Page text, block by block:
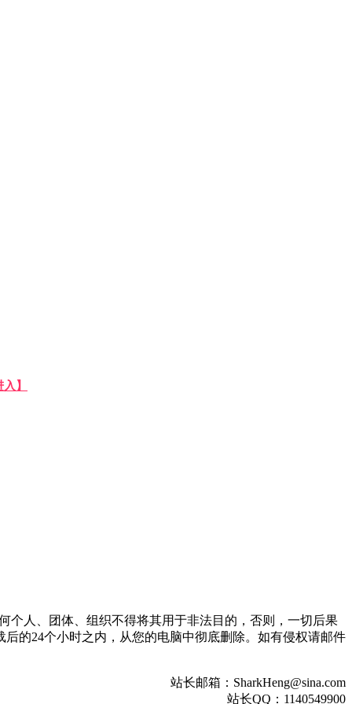
】
个人、团体、组织不得将其用于非法目的，否则，一切后果
的24个小时之内，从您的电脑中彻底删除。如有侵权请邮件
站长邮箱：SharkHeng@sina.com
站长QQ：1140549900